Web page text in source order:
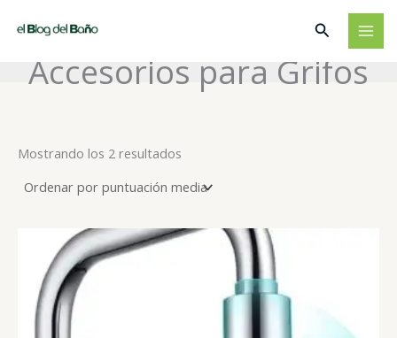
Buscar
Accesorios para Grifos
Mostrando los 2 resultados
media